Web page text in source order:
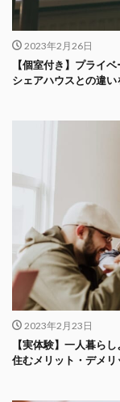
2023年2月26日
【個室付き】プライ
シェアハウスとの違
2023年2月23日
【実体験】一人暮ら
住むメリット・デメリ